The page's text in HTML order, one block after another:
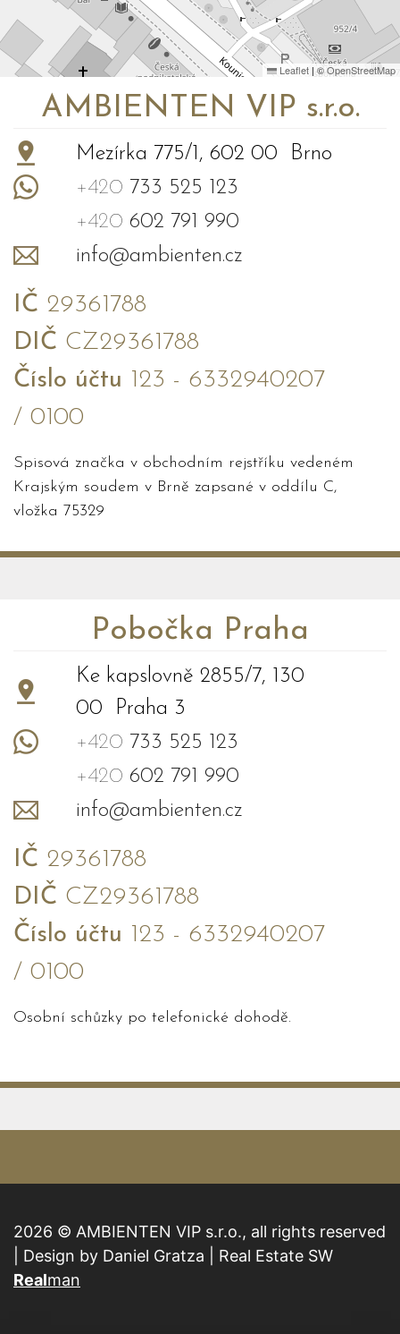
Leaflet |©OpenStreetMap
AMBIENTEN VIP s.r.o.
Mezírka 775/1, 602 00 Brno
+420 733 525 123
+420 602 791 990
info@ambienten.cz
IČ 29361788
DIČ CZ29361788
Číslo účtu 123 - 6332940207
/ 0100
Spisová značka v obchodním rejstříku vedeném
Krajským soudem v Brně zapsané v oddílu C,
vložka 75329
Pobočka Praha
Ke kapslovně 2855/7, 130
00 Praha 3
+420 733 525 123
+420 602 791 990
info@ambienten.cz
IČ 29361788
DIČ CZ29361788
Číslo účtu 123 - 6332940207
/ 0100
Osobní schůzky po telefonické dohodě.
2026 © AMBIENTEN VIP s.r.o., all rights reserved
| Design by Daniel Gratza | Real Estate SW
Realman